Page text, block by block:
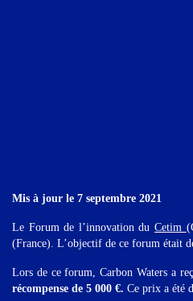
Mis à jour le 7 septembre 2021
Le Forum de l’innovation duCetim
(France). L’objectif de ce forum était
Lors de ce forum, Carbon Waters a
récompense de 5 000 €. Ce prix a été